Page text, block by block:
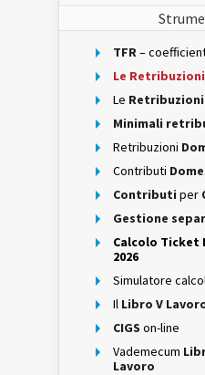
TFR–
Le Retribuzioni
Le Retribuzioni
Minimali
Retribuzioni
Contributi
Contributi per
Gestione
Calcolo Ticket
2026
Simulatore
Il Libro V
CIGS on-line
Vademecum
Lavoro